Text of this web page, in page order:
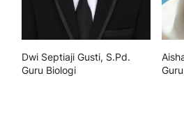
Dwi Septiaji Gusti, S.Pd.
Guru Biologi